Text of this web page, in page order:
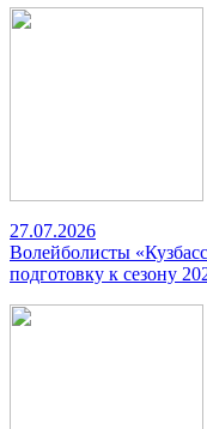
27.07.2026
Волейболисты
подготовку к сезону